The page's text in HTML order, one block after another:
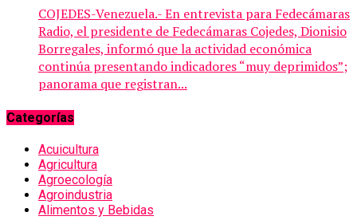
COJEDES-Venezuela.- En entrevista para Fedecámaras
Radio, el presidente de Fedecámaras Cojedes, Dionisio
Borregales, informó que la actividad económica
continúa presentando indicadores “muy deprimidos”;
panorama que registran...
Categorías
Acuicultura
Agricultura
Agroecología
Agroindustria
Alimentos y Bebidas